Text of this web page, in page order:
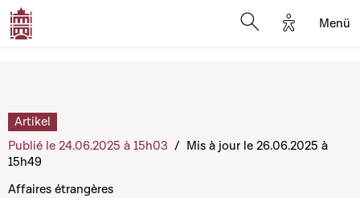
Options
Menü
Affaires étrangères
Artikel
Publié le 24.06.2025 à 15h03 / Mis à jour le 26.06.2025 à
15h49